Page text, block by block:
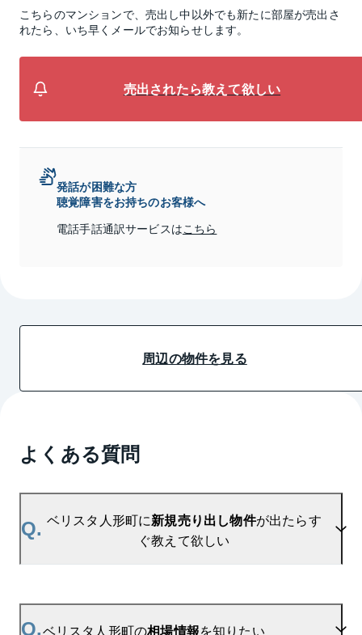
こちらのマンションで、売出し中以外でも新たに部屋が売出さ
れたら、いち早くメールでお知らせします。
売出されたら教えて欲しい
発話が困難な方
聴覚障害をお持ちのお客様へ
電話手話通訳サービスはこちら
周辺の物件を見る
よくある質問
Q. ベリスタ人形町に新規売り出し物件が出たらす
ぐ教えて欲しい
A.当サイトには、「売り出されたら教えて」リクエス
ト機能がございます。お気に入りのマンションをご
Q.ベリスタ人形町の相場情報を知りたい